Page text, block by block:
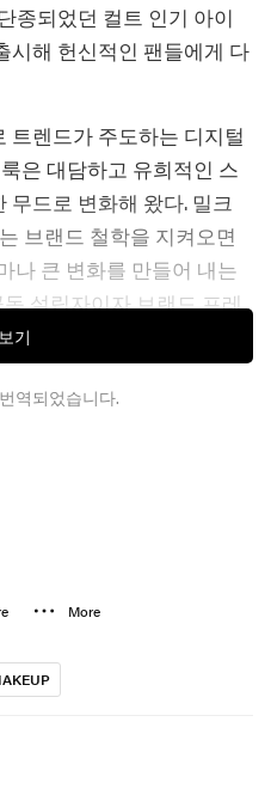
종되었던 컬트 인기 아이
시해 헌신적인 팬들에게 다
트렌드가 주도하는 디지털
은 대담하고 유희적인 스
드로 변화해 왔다. 밀크
브랜드 철학을 지켜오면
나 큰 변화를 만들어 내는
설립자이자 브랜드 프레
Rassi)는 “트렌드는 오
지 않는다”고 강조한다.
이에서 적지 않은 의문을
의 태도를 보여 주고자
설립자이자 프레지던트인
을 되짚어 보고, 브랜드가
해 나가려 하는지 들어
기
역되었습니다.
More